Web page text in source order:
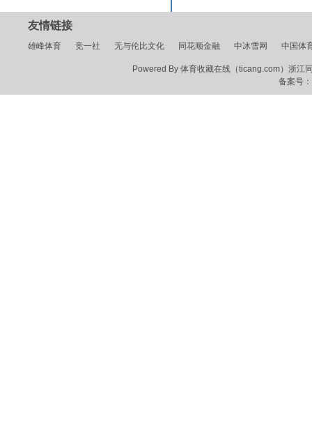
友情链接
雄峰体育 竞一社 无与伦比文化 同花顺金融 中冰雪网 中国体
Powered By 体育收藏在线（ticang.com）浙江
备案号：